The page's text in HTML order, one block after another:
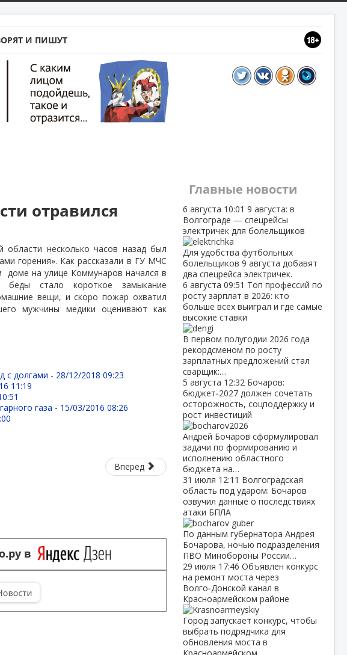
И ПИШУТ
отравился
области несколько часов назад был
горения». Как рассказали в ГУ МЧС
доме на улице Коммунаров начался в
стало короткое замыкание
вещи, и скоро пожар охватил
мужчины медики оценивают как
с долгами - 28/12/2018 09:23
11:19
газа - 15/03/2016 08:26
Вперед
в
Главные новости
6 августа 10:01 9 августа: в
Волгограде — спецрейсы
электричек для болельщиков
Для удобства футбольных
болельщиков 9 августа добавят
два спецрейса электричек.
6 августа 09:51 Топ профессий по
росту зарплат в 2026: кто
больше всех выиграл и где самые
высокие ставки
В первом полугодии 2026 года
рекордсменом по росту
зарплатных предложений стал
сварщик:…
5 августа 12:32 Бочаров:
бюджет‑2027 должен сочетать
осторожность, соцподдержку и
рост инвестиций
Андрей Бочаров сформулировал
задачи по формированию и
исполнению областного
бюджета на…
31 июля 12:11 Волгоградская
область под ударом: Бочаров
озвучил данные о последствиях
атаки БПЛА
По данным губернатора Андрея
Бочарова, ночью подразделения
ПВО Минобороны России…
29 июля 17:46 Объявлен конкурс
на ремонт моста через
Волго‑Донской канал в
Красноармейском районе
Город запускает конкурс, чтобы
выбрать подрядчика для
обновления моста в